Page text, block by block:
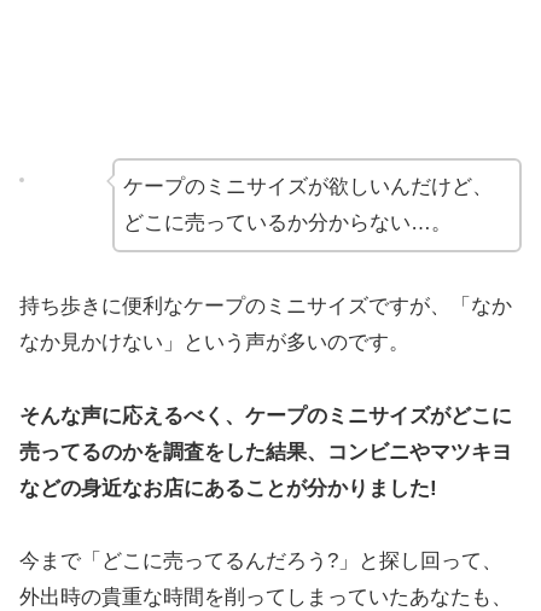
ケープのミニサイズが欲しいんだけど、
どこに売っているか分からない…。
持ち歩きに便利なケープのミニサイズですが、「なか
なか見かけない」という声が多いのです。
そんな声に応えるべく、ケープのミニサイズがどこに
売ってるのかを調査をした結果、コンビニやマツキヨ
などの身近なお店にあることが分かりました!
今まで「どこに売ってるんだろう?」と探し回って、
外出時の貴重な時間を削ってしまっていたあなたも、